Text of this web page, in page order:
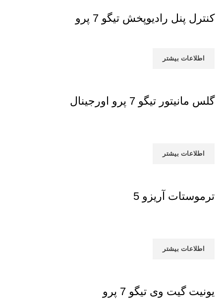
کنترل پنل رادیوپخش تیگو 7 پرو
اطلاعات بیشتر
گلس مانیتور تیگو 7 پرو اورجینال
اطلاعات بیشتر
ترموستات آریزو 5
اطلاعات بیشتر
یونیت گیت وی تیگو 7 پرو